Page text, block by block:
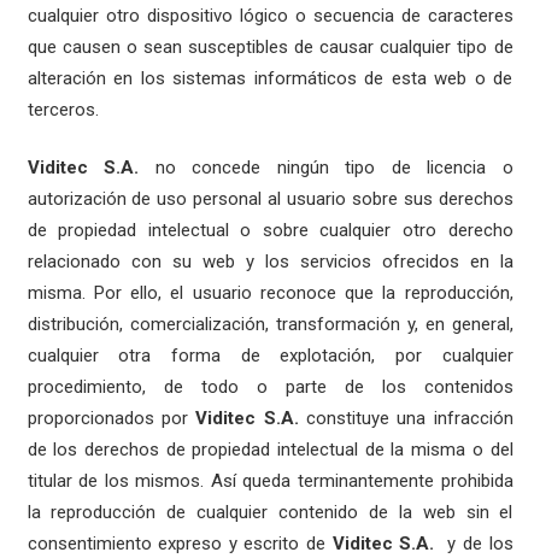
cualquier otro dispositivo lógico o secuencia de caracteres
que causen o sean susceptibles de causar cualquier tipo de
alteración en los sistemas informáticos de esta web o de
terceros.
Viditec S.A. no concede ningún tipo de licencia o
autorización de uso personal al usuario sobre sus derechos
de propiedad intelectual o sobre cualquier otro derecho
relacionado con su web y los servicios ofrecidos en la
misma. Por ello, el usuario reconoce que la reproducción,
distribución, comercialización, transformación y, en general,
cualquier otra forma de explotación, por cualquier
procedimiento, de todo o parte de los contenidos
proporcionados porViditec S.A. constituye una infracción
de los derechos de propiedad intelectual de la misma o del
titular de los mismos. Así queda terminantemente prohibida
la reproducción de cualquier contenido de la web sin el
consentimiento expreso y escrito de Viditec S.A. y de los